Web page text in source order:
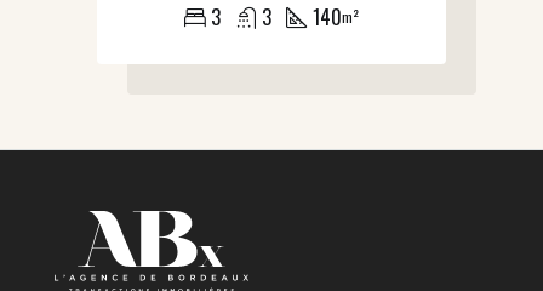
3 3 140m²